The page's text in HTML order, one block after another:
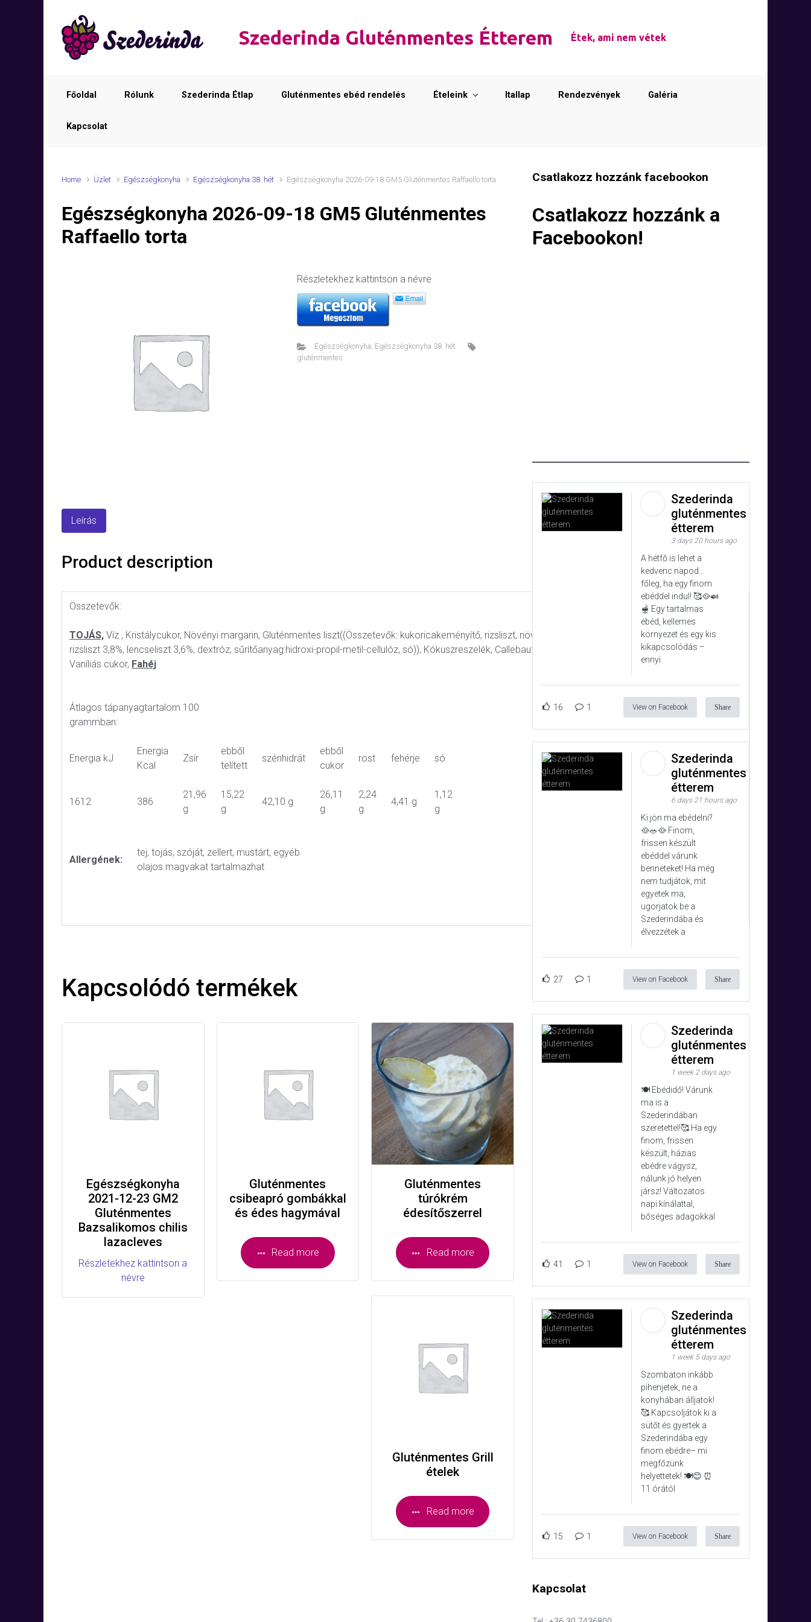
Szederinda Gluténmentes Étterem Étek, ami nem vétek
Főoldal Rólunk Szederinda Étlap Gluténmentes ebéd rendelés Ételeink Itallap Rendezvények Galéria
Kapcsolat
Home Üzlet Egészségkonyha Egészségkonyha 38. hét Egészségkonyha 2026-09-18 GM5 Gluténmentes Raffaello torta
Egészségkonyha 2026-09-18 GM5 Gluténmentes
Raffaello torta
Részletekhez kattintson a névre
Egészségkonyha, Egészségkonyha 38. hét
gluténmentes
Leírás
Product description
Összetevők:
TOJÁS, Víz , Kristálycukor, Növényi margarin, Gluténmentes liszt((Összetevők: kukoricakeményítő, rizsliszt, növényi rost (psyllium,bambusz), teljes kiőrlésű
rizsliszt 3,8%, lencseliszt 3,6%, dextróz, sűrítőanyag:hidroxi-propil-metil-cellulóz, só)), Kókuszreszelék, Callebaut
Vaníliás pudingpor, Sütőpor,
Vaníliás cukor, Fahéj
Átlagos tápanyagtartalom 100
grammban:
Energia kJ
Energia
Kcal
Zsír
ebből
telített
szénhidrát
ebből
cukor
rost fehérje só
1612 386
21,96
g
15,22
g
42,10 g
26,11
g
2,24
g
4,41 g
1,12
g
Allergének:
tej, tojás, szóját, zellert, mustárt, egyéb
olajos magvakat tartalmazhat
Kapcsolódó termékek
Egészségkonyha
2021-12-23 GM2
Gluténmentes
Bazsalikomos chilis
lazacleves
Részletekhez kattintson a
névre
Gluténmentes
csibeapró gombákkal
és édes hagymával
Read more
Gluténmentes
túrókrém
édesítőszerrel
Read more
Gluténmentes Grill
ételek
Read more
Csatlakozz hozzánk facebookon
Csatlakozz hozzánk a
Facebookon!
Szederinda
gluténmentes
étterem
3 days 20 hours ago
A hétfő is lehet a
kedvenc napod…
főleg, ha egy finom
ebéddel indul! 🥰🥘🍛
🫕 Egy tartalmas
ebéd, kellemes
környezet és egy kis
kikapcsolódás –
ennyi
16 1 View on Facebook Share
Szederinda
gluténmentes
étterem
6 days 21 hours ago
Ki jön ma ebédelni?
🥘🥗🥘 Finom,
frissen készült
ebéddel várunk
benneteket! Ha még
nem tudjátok, mit
egyetek ma,
ugorjatok be a
Szederindába és
élvezzétek a
27 1 View on Facebook Share
Szederinda
gluténmentes
étterem
1 week 2 days ago
🍽️ Ebédidő! Várunk
ma is a
Szederindában
szeretettel!🥰 Ha egy
finom, frissen
készült, házias
ebédre vágysz,
nálunk jó helyen
jársz! Változatos
napi kínálattal,
bőséges adagokkal
41 1 View on Facebook Share
Szederinda
gluténmentes
étterem
1 week 5 days ago
Szombaton inkább
pihenjetek, ne a
konyhában álljatok!
🥰 Kapcsoljátok ki a
sütőt és gyertek a
Szederindába egy
finom ebédre– mi
megfőzünk
helyettetek! 🍽️😊 ⏰
11 órától
15 1 View on Facebook Share
Kapcsolat